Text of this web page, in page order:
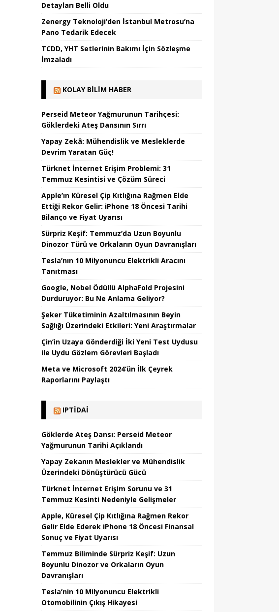
Detayları Belli Oldu
Zenergy Teknoloji’den İstanbul Metrosu’na
Pano Tedarik Edecek
TCDD, YHT Setlerinin Bakımı İçin Sözleşme
İmzaladı
KOLAY BILIM HABER
Perseid Meteor Yağmurunun Tarihçesi:
Göklerdeki Ateş Dansının Sırrı
Yapay Zekâ: Mühendislik ve Mesleklerde
Devrim Yaratan Güç!
Türknet İnternet Erişim Problemi: 31
Temmuz Kesintisi ve Çözüm Süreci
Apple’ın Küresel Çip Kıtlığına Rağmen Elde
Ettiği Rekor Gelir: iPhone 18 Öncesi Tarihi
Bilanço ve Fiyat Uyarısı
Sürpriz Keşif: Temmuz’da Uzun Boyunlu
Dinozor Türü ve Orkaların Oyun Davranışları
Tesla’nın 10 Milyonuncu Elektrikli Aracını
Tanıtması
Google, Nobel Ödüllü AlphaFold Projesini
Durduruyor: Bu Ne Anlama Geliyor?
Şeker Tüketiminin Azaltılmasının Beyin
Sağlığı Üzerindeki Etkileri: Yeni Araştırmalar
Çin’in Uzaya Gönderdiği İki Yeni Test Uydusu
ile Uydu Gözlem Görevleri Başladı
Meta ve Microsoft 2024’ün İlk Çeyrek
Raporlarını Paylaştı
IPTIDAI
Göklerde Ateş Dansı: Perseid Meteor
Yağmurunun Tarihi Açıklandı
Yapay Zekanın Meslekler ve Mühendislik
Üzerindeki Dönüştürücü Gücü
Türknet İnternet Erişim Sorunu ve 31
Temmuz Kesinti Nedeniyle Gelişmeler
Apple, Küresel Çip Kıtlığına Rağmen Rekor
Gelir Elde Ederek iPhone 18 Öncesi Finansal
Sonuç ve Fiyat Uyarısı
Temmuz Biliminde Sürpriz Keşif: Uzun
Boyunlu Dinozor ve Orkaların Oyun
Davranışları
Tesla’nin 10 Milyonuncu Elektrikli
Otomobilinin Çıkış Hikayesi